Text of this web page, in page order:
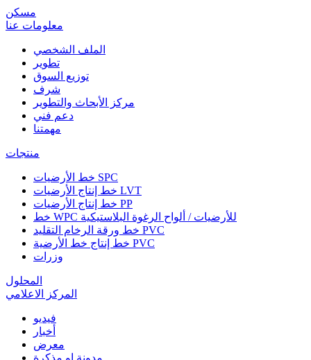
مسكن
معلومات عنا
الملف الشخصي
تطوير
توزيع السوق
شرف
مركز الأبحاث والتطوير
دعم فني
مهمتنا
منتجات
خط الأرضيات SPC
خط إنتاج الأرضيات LVT
خط إنتاج الأرضيات PP
خط WPC للأرضيات / ألواح الرغوة البلاستيكية
خط ورقة الرخام التقليد PVC
خط إنتاج خط الأرضية PVC
وزرات
المحلول
المركز الاعلامي
فيديو
أخبار
معرض
مدونة او مذكرة